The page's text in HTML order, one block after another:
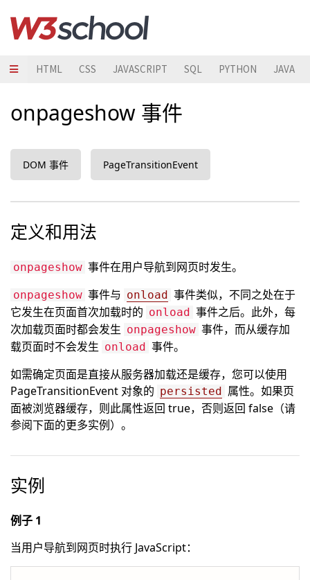
HTML CSS JAVASCRIPT SQL PYTHON JAVA
onpageshow 事件
DOM 事件 PageTransitionEvent
定义和用法
onpageshow 事件在用户导航到网页时发生。
onpageshow 事件与 onload 事件类似，不同之处在于
它发生在页面首次加载时的 onload 事件之后。此外，每
次加载页面时都会发生 onpageshow 事件，而从缓存加
载页面时不会发生 onload 事件。
如需确定页面是直接从服务器加载还是缓存，您可以使用
PageTransitionEvent 对象的 persisted 属性。如果页
面被浏览器缓存，则此属性返回 true，否则返回 false（请
参阅下面的更多实例）。
实例
例子 1
当用户导航到网页时执行 JavaScript：